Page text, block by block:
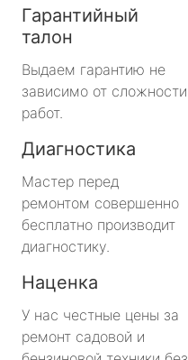
Гарантийный
талон
Выдаем гарантию не
зависимо от сложности
работ.
Диагностика
Мастер перед
ремонтом совершенно
бесплатно производит
диагностику.
Наценка
У нас честные цены за
ремонт садовой и